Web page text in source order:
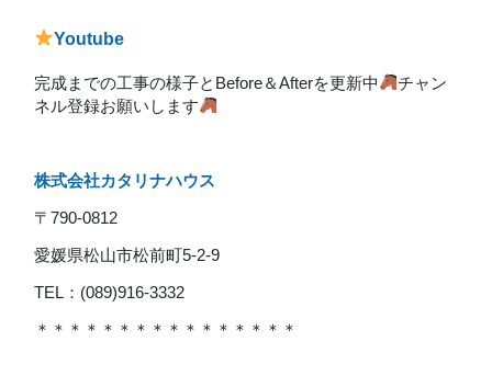
Youtube
完成までの工事の様子とBefore＆Afterを更新中
チャン
ネル登録お願いします
株式会社カタリナハウス
〒790-0812
愛媛県松山市松前町5-2-9
TEL：(089)916-3332
＊＊＊＊＊＊＊＊＊＊＊＊＊＊＊＊